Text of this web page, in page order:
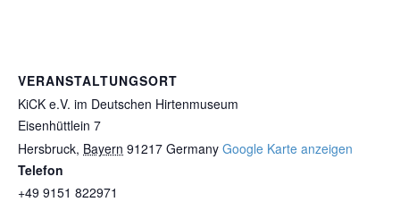
VERANSTALTUNGSORT
KiCK e.V. im Deutschen Hirtenmuseum
Eisenhüttlein 7
Hersbruck, Bayern 91217 Germany Google Karte anzeigen
Telefon
+49 9151 822971